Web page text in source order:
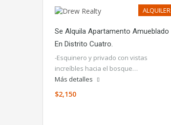
ALQUILER
Se Alquila Apartamento Amueblado
En Distrito Cuatro.
-Esquinero y privado con vistas
increíbles hacia el bosque…
Más detalles
$2,150